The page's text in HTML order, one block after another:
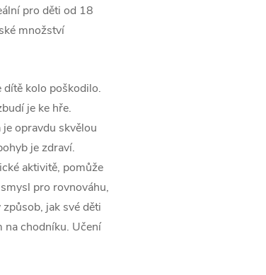
pro děti od 18
množství
dítě kolo poškodilo.
je ke hře.
opravdu skvělou
je zdraví.
aktivitě, pomůže
pro rovnováhu,
jak své děti
na chodníku. Učení